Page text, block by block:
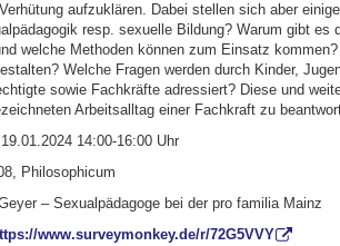
aufzuklären. Dabei stellen sich aber
resp. sexuelle Bildung? Warum gibt es
welche Methoden können zum Einsatz
Welche Fragen werden durch Kinder,
sowie Fachkräfte adressiert? Diese und
Arbeitsalltag einer Fachkraft zu
14:00-16:00 Uhr
Philosophicum
– Sexualpädagoge bei der pro familia Mainz
www.surveymonkey.de/r/72G5VVY